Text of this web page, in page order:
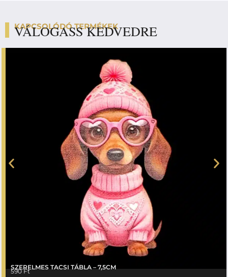
KAPCSOLÓDÓ TERMÉKEK
VÁLOGASS KEDVEDRE
SZERELMES TACSI TÁBLA – 7,5CM
590Ft